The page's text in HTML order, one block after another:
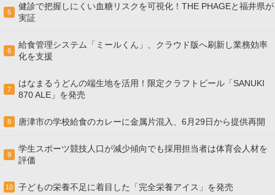
5
健診で把握しにくい血糖リスクを可視化！THE PHAGEと福井県が
実証
6
給食管理システム「ミールくん」、クラウド版へ刷新し業務効率
化を支援
7
はなまるうどんの端生地を活用！限定クラフトビール「SANUKI
870 ALE」を発売
8 唐津市の学校給食のカレーに金属片混入、6月29日から提供再開
9
学生スポーツ競技人口が減少傾向でも採用担当者は体育会人材を
評価
10 子どもの栄養不足に着目した「完全栄養アイス」を発売